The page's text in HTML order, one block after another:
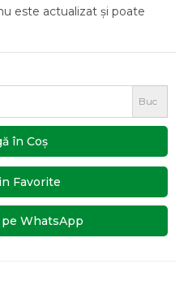
este actualizat și poate
Buc
în Coş
Favorite
WhatsApp